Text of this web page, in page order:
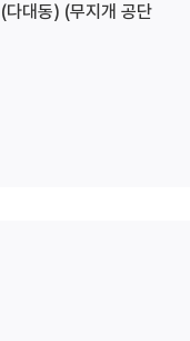
대동) (무지개 공단